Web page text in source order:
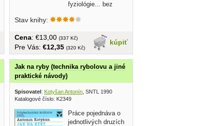
fyziológie... bez
Stav knihy:
kúpiť
Cena: €13,00 (337 Kč)
Pre Vás: €12,35 (320 Kč)
Jak na ryby (technika rybolovu a jiné
praktické návody)
Spisovatel: Kotyšan Antonín , SNTL 1990
Katalogové číslo: K2349
Práce pojednáva o
jednotlivých druzích